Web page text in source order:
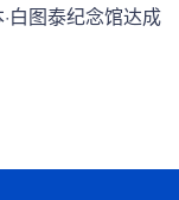
白图泰纪念馆达成